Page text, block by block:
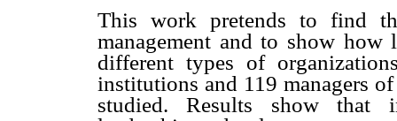
This work pretends to find
management and to show how
different types of
institutions and 119 managers
studied. Results show that